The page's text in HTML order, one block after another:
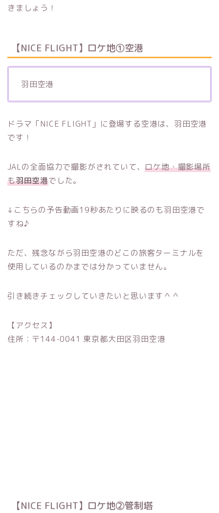
きましょう！
【NICE FLIGHT】ロケ地①空港
羽田空港
ドラマ「NICE FLIGHT」に登場する空港は、羽田空港
です！
JALの全面協力で撮影がされていて、ロケ地・撮影場所
も羽田空港でした。
↓こちらの予告動画19秒あたりに映るのも羽田空港で
すね♪
ただ、残念ながら羽田空港のどこの旅客ターミナルを
使用しているのかまでは分かっていません。
引き続きチェックしていきたいと思います＾＾
【アクセス】
住所：〒144-0041 東京都大田区羽田空港
【NICE FLIGHT】ロケ地②管制塔